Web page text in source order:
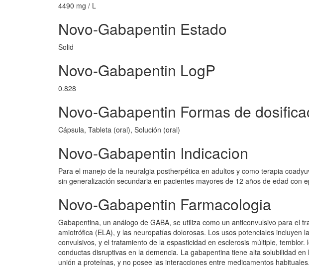
4490 mg / L
Novo-Gabapentin Estado
Solid
Novo-Gabapentin LogP
0.828
Novo-Gabapentin Formas de
Cápsula, Tableta (oral), Solución (oral)
Novo-Gabapentin Indicacion
Para el manejo de la neuralgia postherpética en adultos y como terapia
sin generalización secundaria en pacientes mayores de 12 años de edad con
Novo-Gabapentin Farmacologia
Gabapentina, un análogo de GABA, se utiliza como un anticonvulsivo para el
amiotrófica (ELA), y las neuropatías dolorosas. Los usos potenciales incluyen
convulsivos, y el tratamiento de la espasticidad en esclerosis múltiple,
conductas disruptivas en la demencia. La gabapentina tiene alta solubilidad
unión a proteínas, y no posee las interacciones entre medicamentos habituales.